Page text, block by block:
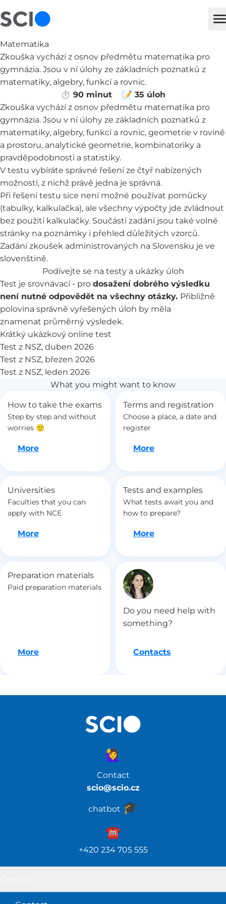
Matematika
Zkouška vychází z osnov předmětu matematika pro
gymnázia. Jsou v ní úlohy ze základních poznatků z
matematiky, algebry, funkcí a rovnic.
⏱ 90 minut
📝 35 úloh
Zkouška vychází z osnov předmětu matematika pro
gymnázia. Jsou v ní úlohy ze základních poznatků z
matematiky, algebry, funkcí a rovnic, geometrie v rovině
a prostoru, analytické geometrie, kombinatoriky a
pravděpodobnosti a statistiky.
V testu vybíráte správné řešení ze čtyř nabízených
možností, z nichž právě jedna je správná.
Při řešení testu sice není možné používat pomůcky
(tabulky, kalkulačka), ale všechny výpočty jde zvládnout
bez použití kalkulačky. Součástí zadání jsou také volné
stránky na poznámky i přehled důležitých vzorců.
Zadání zkoušek administrovaných na Slovensku je ve
slovenštině.
Podívejte se na testy a ukázky úloh
Test je srovnávací - pro dosažení dobrého výsledku
není nutné odpovědět na všechny otázky. Přibližně
polovina správně vyřešených úloh by měla
znamenat průměrný výsledek.
Krátký ukázkový online test
Test z NSZ, duben 2026
Test z NSZ, březen 2026
Test z NSZ, leden 2026
What you might want to know
How to take the exams
Step by step and without
worries 🙂
MoreLet's go
Terms and registration
Choose a place, a date and
register
MoreLet's go
Universities
Faculties that you can
apply with NCE
MoreLet's go
Tests and examples
What tests await you and
how to prepare?
MoreLet's go
Preparation materials
Paid preparation materials
MoreLet's go
Do you need help with
something?
Contacts
Contact
scio@scio.cz
chatbot 🎓️
🙋‍♀️
☎️️
+420 234 705 555